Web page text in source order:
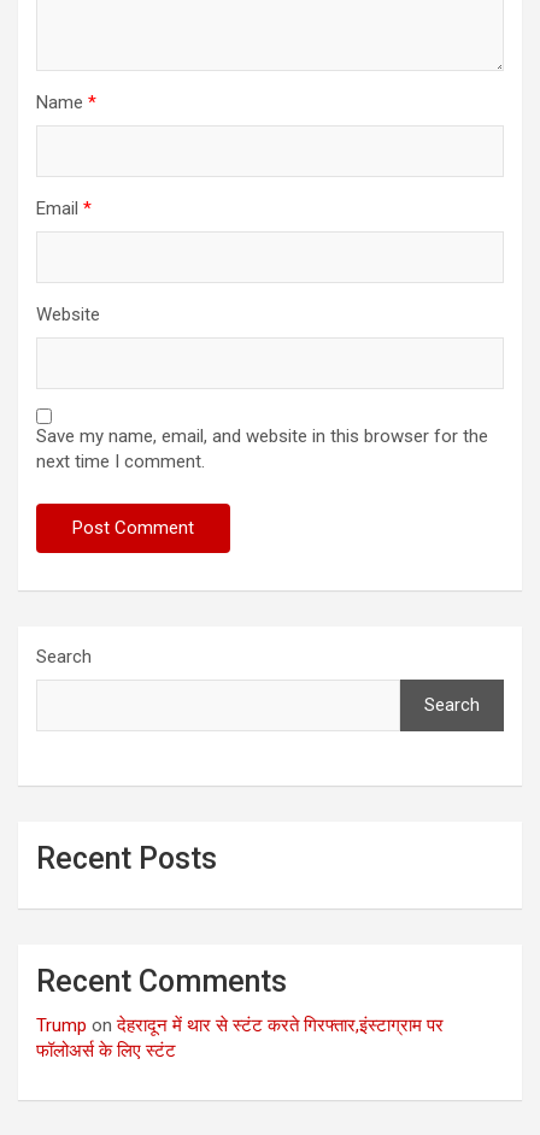
Name *
Email *
Website
Save my name, email, and website in this browser for the
next time I comment.
Search
Search
Recent Posts
Recent Comments
Trump onदेहरादून में थार से स्टंट करते गिरफ्तार,इंस्टाग्राम पर
फॉलोअर्स के लिए स्टंट